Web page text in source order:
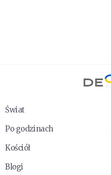
Świat
Po godzinach
Kościół
Blogi